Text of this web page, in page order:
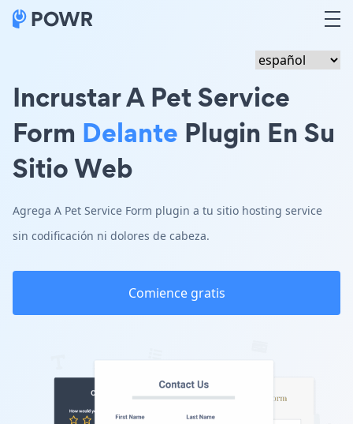
Incrustar A Pet Service
Form Delante Plugin En Su
Sitio Web
Agrega A Pet Service Form plugin a tu sitio hosting service
sin codificación ni dolores de cabeza.
Comience gratis